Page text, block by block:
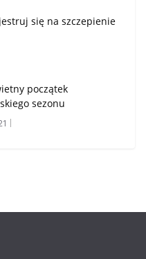
się na szczepienie
początek
sezonu